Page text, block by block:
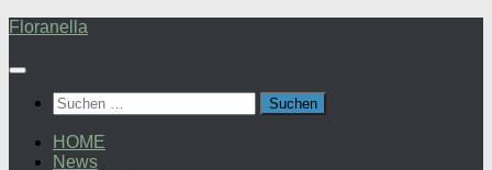
Zum
springen
Floranella
Suchen
nach:
HOME
News